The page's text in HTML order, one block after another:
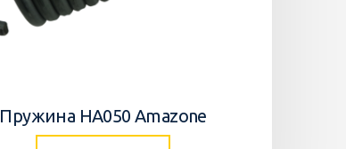
Пружина HA050 Amazone